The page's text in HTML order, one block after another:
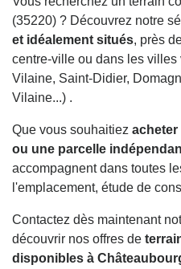
(35220) ? Découvrez notre
et idéalement situés, près
centre-ville ou dans les
Vilaine, Saint-Didier,
Vilaine...) .
Que vous souhaitiez acheter
ou une parcelle
accompagnent dans toutes
l'emplacement, étude de
Contactez dès maintenant
découvrir nos offres de
disponibles à